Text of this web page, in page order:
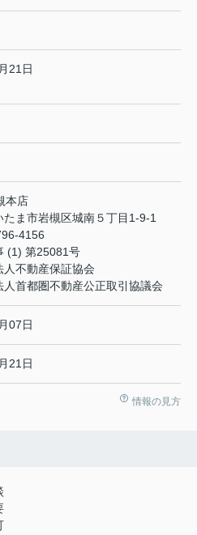
21日
本店
たま市岩槻区城南５丁目1-9-1
4156
(1) 第25081号
人不動産保証協会
人首都圏不動産公正取引協議会
07日
21日
情報の見方